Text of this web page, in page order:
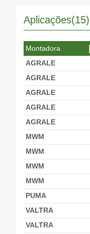
Aplicações(15)
Montadora
AGRALE
AGRALE
AGRALE
AGRALE
AGRALE
MWM
MWM
MWM
MWM
PUMA
VALTRA
VALTRA